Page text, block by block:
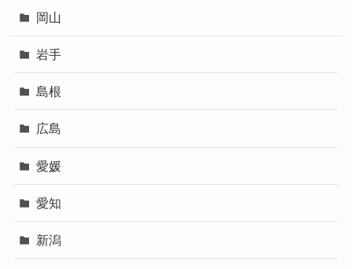
岡山
岩手
島根
広島
愛媛
愛知
新潟